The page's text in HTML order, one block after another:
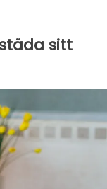
sitt